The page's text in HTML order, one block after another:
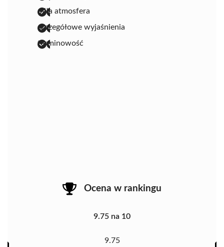
miła atmosfera
szczegółowe wyjaśnienia
terminowość
Ocena w rankingu
9.75 na 10
9.75